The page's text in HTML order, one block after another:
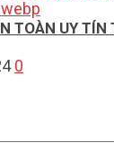
TOÀN UY TÍN
0